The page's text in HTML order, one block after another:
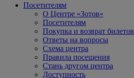
Посетителям
О Центре «Зотов»
Посетителям
Покупка и возврат билетов
Ответы на вопросы
Схема центра
Правила посещения
Стань другом центра
Доступность